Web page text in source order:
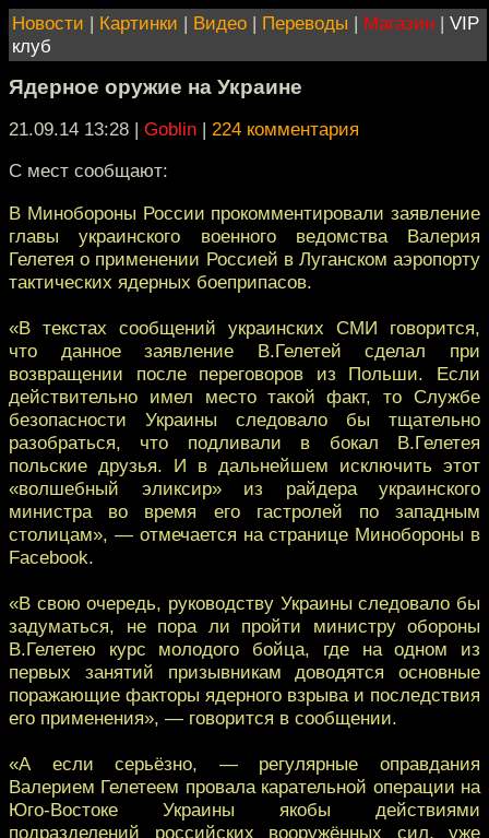
Новости | Картинки | Видео | Переводы | Магазин | VIP
клуб
Ядерное оружие на Украине
21.09.14 13:28 | Goblin | 224 комментария
С мест сообщают:
В Минобороны России прокомментировали заявление
главы украинского военного ведомства Валерия
Гелетея о применении Россией в Луганском аэропорту
тактических ядерных боеприпасов.
«В текстах сообщений украинских СМИ говорится,
что данное заявление В.Гелетей сделал при
возвращении после переговоров из Польши. Если
действительно имел место такой факт, то Службе
безопасности Украины следовало бы тщательно
разобраться, что подливали в бокал В.Гелетея
польские друзья. И в дальнейшем исключить этот
«волшебный эликсир» из райдера украинского
министра во время его гастролей по западным
столицам», — отмечается на странице Минобороны в
Facebook.
«В свою очередь, руководству Украины следовало бы
задуматься, не пора ли пройти министру обороны
В.Гелетею курс молодого бойца, где на одном из
первых занятий призывникам доводятся основные
поражающие факторы ядерного взрыва и последствия
его применения», — говорится в сообщении.
«А если серьёзно, — регулярные оправдания
Валерием Гелетеем провала карательной операции на
Юго-Востоке Украины якобы действиями
подразделений российских вооружённых сил, уже